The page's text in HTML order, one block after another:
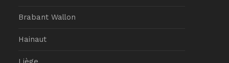
Brabant Wallon
Hainaut